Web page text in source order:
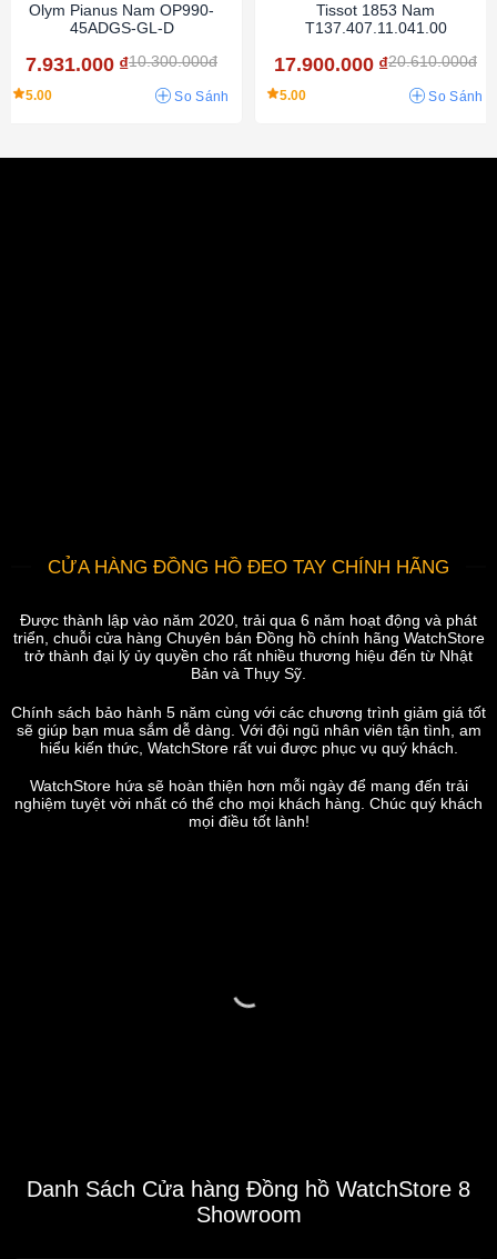
Olym Pianus Nam OP990-
45ADGS-GL-D
7.931.000 ₫10.300.000đ
5.00 So Sánh
Tissot 1853 Nam
T137.407.11.041.00
17.900.000 ₫20.610.000đ
5.00 So Sánh
CỬA HÀNG ĐỒNG HỒ ĐEO TAY CHÍNH HÃNG
Được thành lập vào năm 2020, trải qua 6 năm hoạt động và phát
triển, chuỗi cửa hàng Chuyên bán Đồng hồ chính hãng WatchStore
trở thành đại lý ủy quyền cho rất nhiều thương hiệu đến từ Nhật
Bản và Thụy Sỹ.
Chính sách bảo hành 5 năm cùng với các chương trình giảm giá tốt
sẽ giúp bạn mua sắm dễ dàng. Với đội ngũ nhân viên tận tình, am
hiểu kiến thức, WatchStore rất vui được phục vụ quý khách.
WatchStore hứa sẽ hoàn thiện hơn mỗi ngày để mang đến trải
nghiệm tuyệt vời nhất có thể cho mọi khách hàng. Chúc quý khách
mọi điều tốt lành!
Danh Sách Cửa hàng Đồng hồ WatchStore 8
Showroom